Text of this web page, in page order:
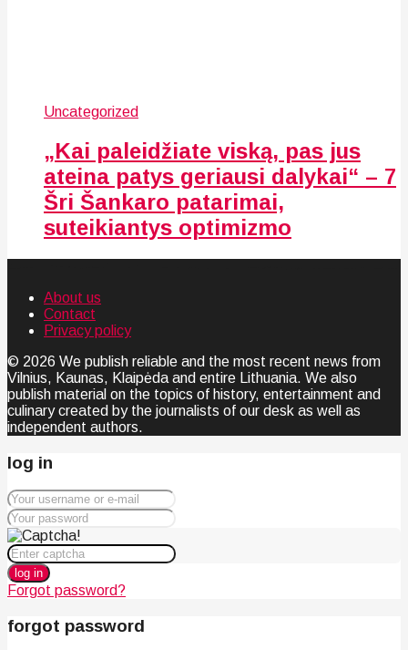
Uncategorized
„Kai paleidžiate viską, pas jus
ateina patys geriausi dalykai“ – 7
Šri Šankaro patarimai,
suteikiantys optimizmo
About us
Contact
Privacy policy
© 2026 We publish reliable and the most recent news from
Vilnius, Kaunas, Klaipėda and entire Lithuania. We also
publish material on the topics of history, entertainment and
culinary created by the journalists of our desk as well as
independent authors.
log in
log in
Forgot password?
forgot password